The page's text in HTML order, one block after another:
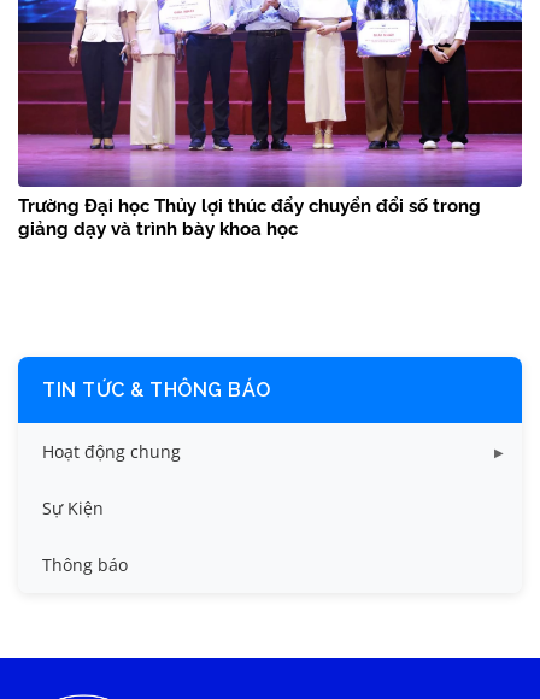
Trường Đại học Thủy lợi thúc đẩy chuyển đổi số trong
giảng dạy và trình bày khoa học
TIN TỨC & THÔNG BÁO
Hoạt động chung
Tin công tác sinh viên
Tin đào tạo
Tin tức chung
Sự Kiện
Thông báo